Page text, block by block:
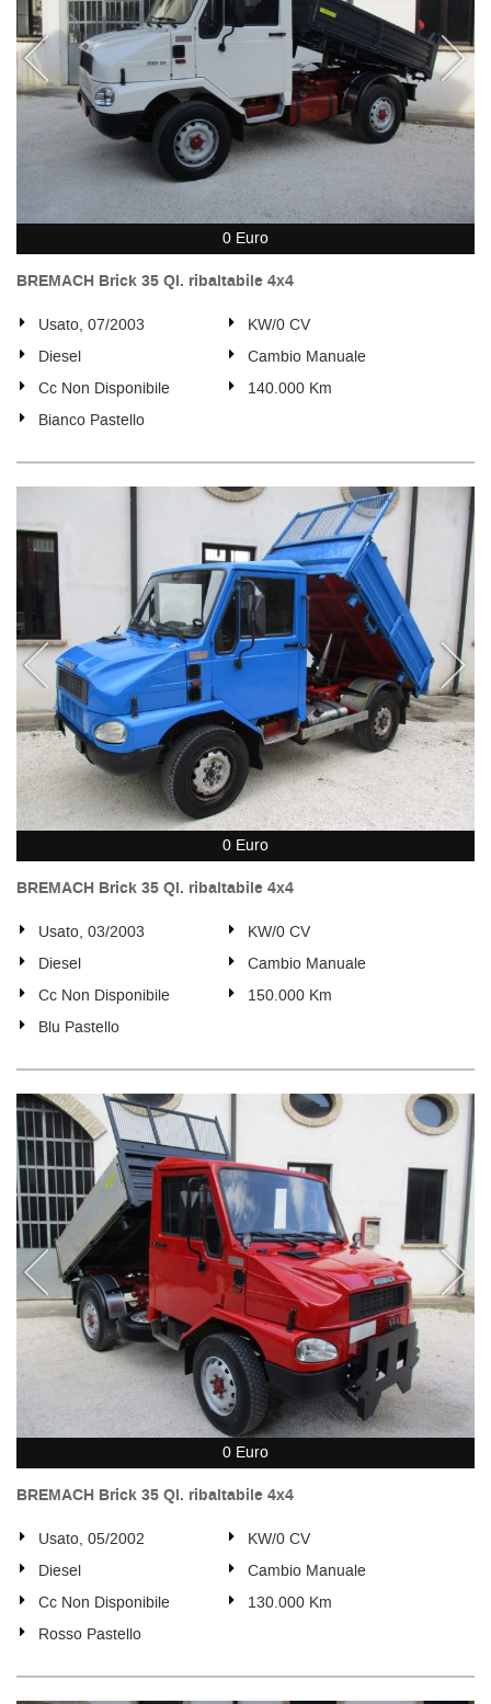
0 Euro
BREMACH Brick 35 Ql. ribaltabile 4x4
Usato, 07/2003
KW/0 CV
Diesel
Cambio Manuale
Cc Non Disponibile
140.000 Km
Bianco Pastello
0 Euro
BREMACH Brick 35 Ql. ribaltabile 4x4
Usato, 03/2003
KW/0 CV
Diesel
Cambio Manuale
Cc Non Disponibile
150.000 Km
Blu Pastello
0 Euro
BREMACH Brick 35 Ql. ribaltabile 4x4
Usato, 05/2002
KW/0 CV
Diesel
Cambio Manuale
Cc Non Disponibile
130.000 Km
Rosso Pastello